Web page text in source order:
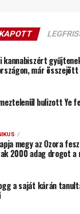
kannabiszért
már
bulizott Ye
megy az Ozora
2000 adag drogot a
a saját kárán